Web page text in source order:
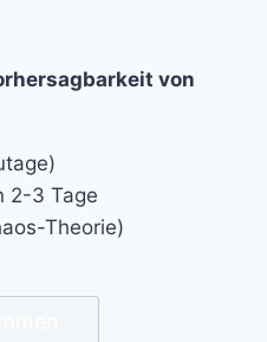
von
2-3 Tage
Theorie)